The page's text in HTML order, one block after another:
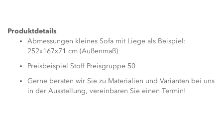
Produktdetails
Abmessungen kleines Sofa mit Liege als Beispiel:
252x167x71 cm (Außenmaß)
Preisbeispiel Stoff Preisgruppe 50
Gerne beraten wir Sie zu Materialien und Varianten bei uns
in der Ausstellung, vereinbaren Sie einen Termin!